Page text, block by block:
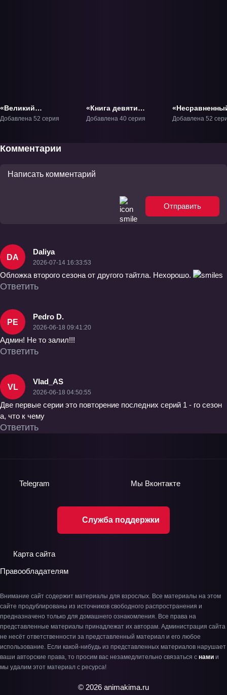
«Великий
правитель: 3D
Добавлена 52 серия
«Книга девяти
звёзд» ТВ-1
Добавлена 40 серия
император»
Добавлена 52
Комментарии
Отправить
DA
Daliya
2026-07-14 16:33:53
Обложка второго сезона от другого тайтла. Нехорошо.
Ответить
PE
Pedro D.
2026-06-18 09:41:20
Админ! Не то залил!!!
Ответить
VL
Vlad_AS
2026-06-18 04:50:55
Две первые серии это повторение последних серий 1 - го сезон
а, что к чему
Ответить
Служба поддержки
Telegram Мы Вконтакте
Карта сайта
Правообладателям
Внимание сайт содержит материалы для взрослых. Все материалы на этом
сайте продублированы из источников свободного распространения и
предназначено только для домашнего ознакомления. Все права на
представленные материалы принадлежат их авторам. Администрация сайта
не несёт ответственности за представленный материал и его любое
использование. Если какой-нибудь из представленных материалов нарушает
ваши авторские права, то просим вас незамедлительно связаться с нами и
мы удалим этот материал с ресурса!
© 2026 animakima.ru